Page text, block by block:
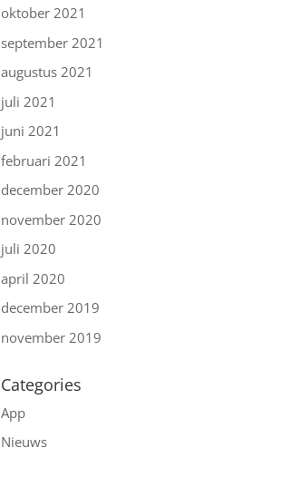
oktober 2021
september 2021
augustus 2021
juli 2021
juni 2021
februari 2021
december 2020
november 2020
juli 2020
april 2020
december 2019
november 2019
Categories
App
Nieuws